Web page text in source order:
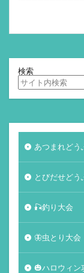
検索
あつまれどう
とびだせどう
🎣釣り大会
🦋虫とり大会
🎃ハロウィン